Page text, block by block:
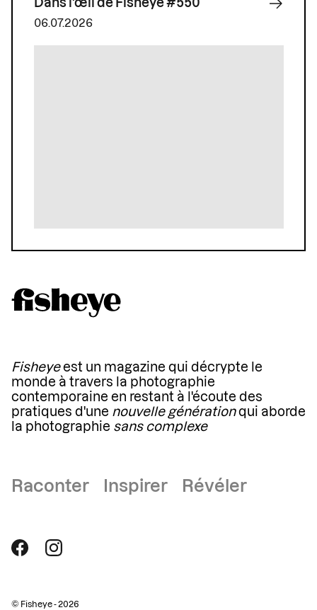
Dans l'œil de Fisheye #550
06.07.2026
Fisheyeest un magazine qui décrypte le
monde à travers la photographie
contemporaine en restant à l'écoute des
pratiques d'une nouvelle générationqui aborde
la photographie sans complexe
Raconter Inspirer Révéler
© Fisheye - 2026